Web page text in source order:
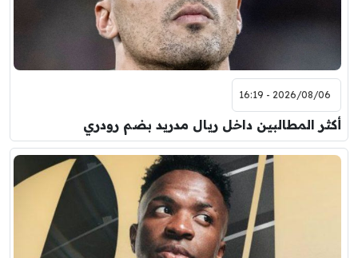
2026/08/06 - 16:19
أكثر المطالبين داخل ريال مدريد بضم رودري